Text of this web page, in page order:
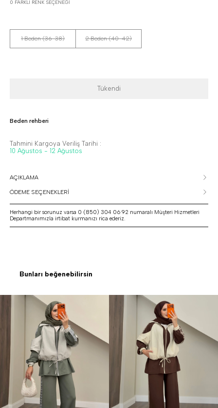
0 FARKLI RENK SEÇENEĞI
1 Beden (36-38) 2 Beden (40-42)
Tükendi
Beden rehberi
Tahmini Kargoya Veriliş Tarihi :
10 Ağustos - 12 Ağustos
AÇIKLAMA
ÖDEME SEÇENEKLERİ
Herhangi bir sorunuz varsa 0 (850) 304 06 92 numaralı Müşteri Hizmetleri
Departmanımızla irtibat kurmanızı rica ederiz.
Bunları beğenebilirsin